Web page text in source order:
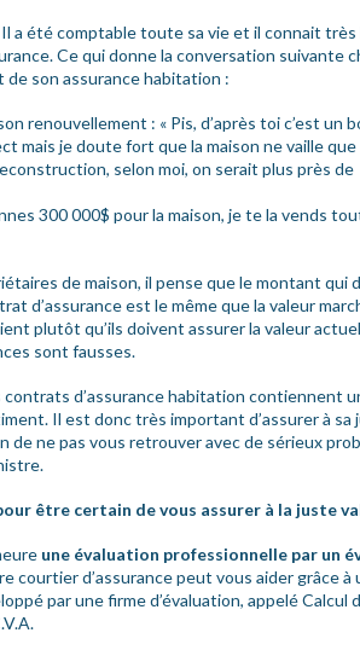
a été comptable toute sa vie et il connait très
Ce qui donne la conversation suivante
son assurance habitation :
renouvellement : « Pis, d’après toi c’est un
mais je doute fort que la maison ne vaille
selon moi, on serait plus près de
300 000$ pour la maison, je te la vends
de maison, il pense que le montant qui
d’assurance est le même que la valeur
plutôt qu’ils doivent assurer la valeur
sont fausses.
contrats d’assurance habitation contiennent
Il est donc très important d’assurer à sa
de ne pas vous retrouver avec de sérieux
être certain de vous assurer à la juste
une évaluation professionnelle par un
courtier d’assurance peut vous aider grâce à
par une firme d’évaluation, appelé Calcul